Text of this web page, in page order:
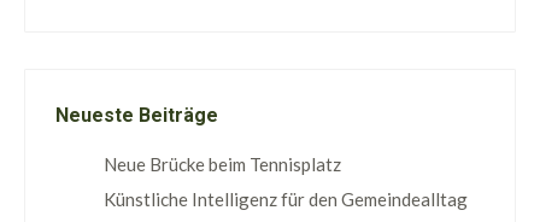
Neueste Beiträge
Neue Brücke beim Tennisplatz
Künstliche Intelligenz für den Gemeindealltag